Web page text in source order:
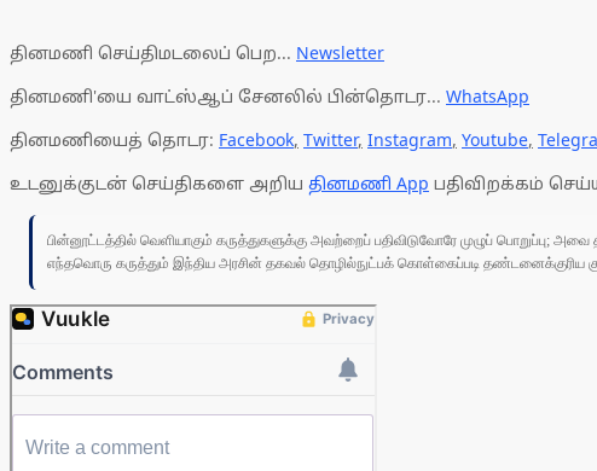
தினமணி செய்திமடலைப் பெற... Newsletter
தினமணி'யை வாட்ஸ்ஆப் சேனலில் பின்தொடர... WhatsApp
தினமணியைத் தொடர: Facebook, Twitter, Instagram, Youtube,
உடனுக்குடன் செய்திகளை அறிய தினமணி App பதிவிறக்கம்
பின்னூட்டத்தில் வெளியாகும் கருத்துகளுக்கு அவற்றைப் பதிவிடுவோரே முழுப் பொறுப்பு;
எந்தவொரு கருத்தும் இந்திய அரசின் தகவல் தொழில்நுட்பக் கொள்கைப்படி தண்டனைக்குரிய